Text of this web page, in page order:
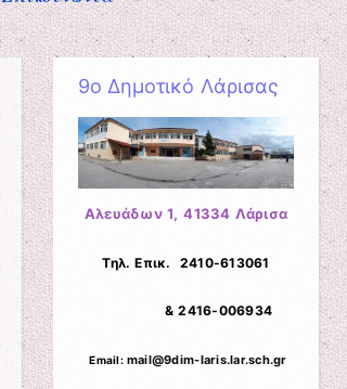
9ο Δημοτικό Λάρισας
Αλευάδων 1, 41334 Λάρισα
Τηλ. Επικ. 2410-613061
& 2416-006934
Email: mail@9dim-laris.lar.sch.gr